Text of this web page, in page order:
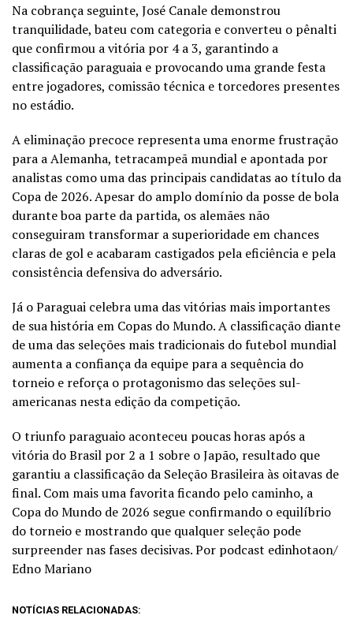
Na cobrança seguinte, José Canale demonstrou
tranquilidade, bateu com categoria e converteu o pênalti
que confirmou a vitória por 4 a 3, garantindo a
classificação paraguaia e provocando uma grande festa
entre jogadores, comissão técnica e torcedores presentes
no estádio.
A eliminação precoce representa uma enorme frustração
para a Alemanha, tetracampeã mundial e apontada por
analistas como uma das principais candidatas ao título da
Copa de 2026. Apesar do amplo domínio da posse de bola
durante boa parte da partida, os alemães não
conseguiram transformar a superioridade em chances
claras de gol e acabaram castigados pela eficiência e pela
consistência defensiva do adversário.
Já o Paraguai celebra uma das vitórias mais importantes
de sua história em Copas do Mundo. A classificação diante
de uma das seleções mais tradicionais do futebol mundial
aumenta a confiança da equipe para a sequência do
torneio e reforça o protagonismo das seleções sul-
americanas nesta edição da competição.
O triunfo paraguaio aconteceu poucas horas após a
vitória do Brasil por 2 a 1 sobre o Japão, resultado que
garantiu a classificação da Seleção Brasileira às oitavas de
final. Com mais uma favorita ficando pelo caminho, a
Copa do Mundo de 2026 segue confirmando o equilíbrio
do torneio e mostrando que qualquer seleção pode
surpreender nas fases decisivas. Por podcast edinhotaon/
Edno Mariano
NOTÍCIAS RELACIONADAS: